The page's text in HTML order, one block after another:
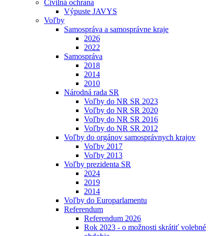
Civilná ochrana
Výpuste JAVYS
Voľby
Samospráva a samosprávne kraje
2026
2022
Samospráva
2018
2014
2010
Národná rada SR
Voľby do NR SR 2023
Voľby do NR SR 2020
Voľby do NR SR 2016
Voľby do NR SR 2012
Voľby do orgánov samosprávnych krajov
Voľby 2017
Voľby 2013
Voľby prezidenta SR
2024
2019
2014
Voľby do Europarlamentu
Referendum
Referendum 2026
Rok 2023 - o možnosti skrátiť volebné